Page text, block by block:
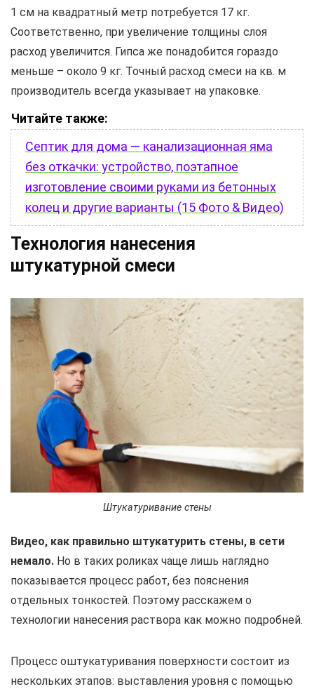
1 см на квадратный метр потребуется 17 кг.
Соответственно, при увеличение толщины слоя
расход увеличится. Гипса же понадобится гораздо
меньше – около 9 кг. Точный расход смеси на кв. м
производитель всегда указывает на упаковке.
Читайте также:
Септик для дома — канализационная яма
без откачки: устройство, поэтапное
изготовление своими руками из бетонных
колец и другие варианты (15 Фото & Видео)
Технология нанесения
штукатурной смеси
Штукатуривание стены
Видео, как правильно штукатурить стены, в сети
немало. Но в таких роликах чаще лишь наглядно
показывается процесс работ, без пояснения
отдельных тонкостей. Поэтому расскажем о
технологии нанесения раствора как можно подробней.
Процесс оштукатуривания поверхности состоит из
нескольких этапов: выставления уровня с помощью